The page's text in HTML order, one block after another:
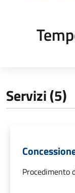
Servizi (5)
Procedimento